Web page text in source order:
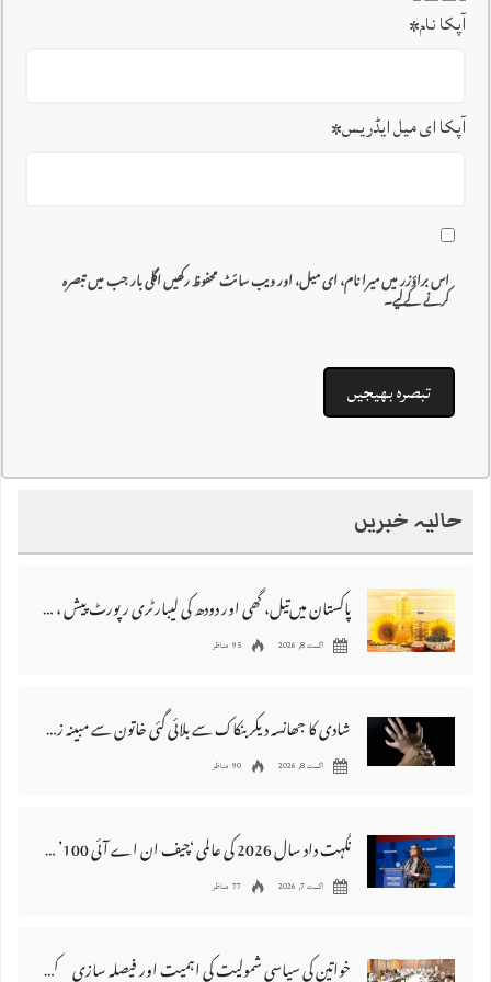
آپکا نام*
آپکا ای میل ایڈریس*
اس براؤزر میں میرا نام، ای میل، اور ویب سائٹ محفوظ رکھیں اگلی بار جب میں تبصرہ
کرنے کےلیے۔
حالیہ خبریں
پاکستان میں‌تیل، گھی اور دودھ کی لیبارٹری رپورٹ پیش ، 176 نمونے غیر معیاری قرار
اگست 8, 2026 95 مناظر
شادی کا جھانسہ دیکر بنکاک سے بلائی گئی خاتون سے مبینہ زیادتی، ملزم گرفتار
اگست 8, 2026 90 مناظر
نگہت داد سال 2026 کی عالمی ‘چیف ان اے آئی 100’ فہرست میں شامل
اگست 7, 2026 77 مناظر